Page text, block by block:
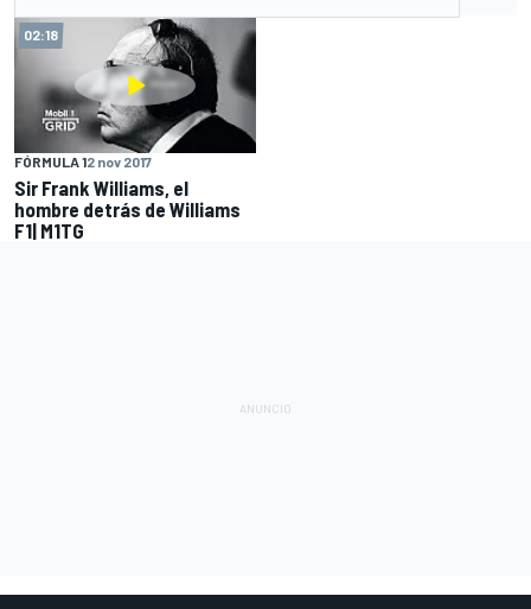
02:18
FÓRMULA 12 nov 2017
Sir Frank Williams, el
hombre detrás de Williams
F1| M1TG